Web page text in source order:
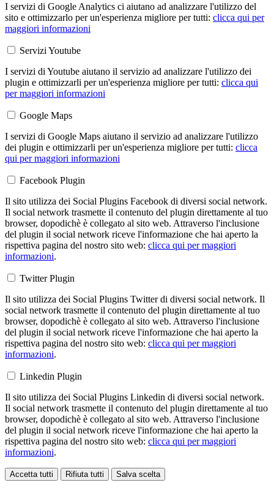
I servizi di Google Analytics ci aiutano ad analizzare l'utilizzo del
sito e ottimizzarlo per un'esperienza migliore per tutti: clicca qui per
maggiori informazioni
Servizi Youtube
I servizi di Youtube aiutano il servizio ad analizzare l'utilizzo dei
plugin e ottimizzarli per un'esperienza migliore per tutti: clicca qui
per maggiori informazioni
Google Maps
I servizi di Google Maps aiutano il servizio ad analizzare l'utilizzo
dei plugin e ottimizzarli per un'esperienza migliore per tutti: clicca
qui per maggiori informazioni
Facebook Plugin
Il sito utilizza dei Social Plugins Facebook di diversi social network.
Il social network trasmette il contenuto del plugin direttamente al tuo
browser, dopodichè è collegato al sito web. Attraverso l'inclusione
del plugin il social network riceve l'informazione che hai aperto la
rispettiva pagina del nostro sito web: clicca qui per maggiori
informazioni.
Twitter Plugin
Il sito utilizza dei Social Plugins Twitter di diversi social network. Il
social network trasmette il contenuto del plugin direttamente al tuo
browser, dopodichè è collegato al sito web. Attraverso l'inclusione
del plugin il social network riceve l'informazione che hai aperto la
rispettiva pagina del nostro sito web: clicca qui per maggiori
informazioni.
Linkedin Plugin
Il sito utilizza dei Social Plugins Linkedin di diversi social network.
Il social network trasmette il contenuto del plugin direttamente al tuo
browser, dopodichè è collegato al sito web. Attraverso l'inclusione
del plugin il social network riceve l'informazione che hai aperto la
rispettiva pagina del nostro sito web: clicca qui per maggiori
informazioni.
Accetta tutti Rifiuta tutti Salva scelta